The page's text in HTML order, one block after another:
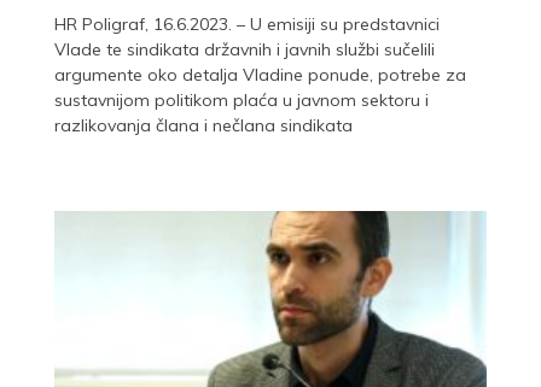
HR Poligraf, 16.6.2023. – U emisiji su predstavnici
Vlade te sindikata državnih i javnih službi sučelili
argumente oko detalja Vladine ponude, potrebe za
sustavnijom politikom plaća u javnom sektoru i
razlikovanja člana i nečlana sindikata